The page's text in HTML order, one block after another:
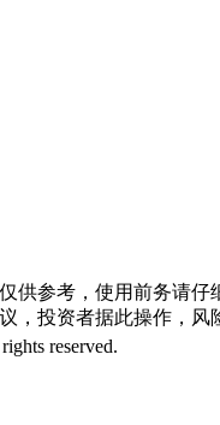
供参考，使用前务请仔
，投资者据此操作，风
reserved.